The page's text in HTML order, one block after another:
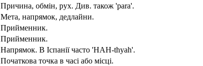
Причина, обмін, рух. Див. також 'para'.
Мета, напрямок, дедлайни.
Прийменник.
Прийменник.
Напрямок. В Іспанії часто 'HAH-thyah'.
Початкова точка в часі або місці.